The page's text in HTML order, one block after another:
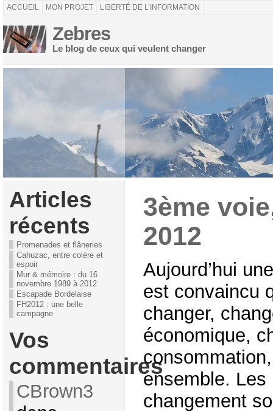
ACCUEIL MON PROJET LIBERTÉ DE L’INFORMATION
Zebres
Le blog de ceux qui veulent changer
Articles
récents
Promenades et flâneries
Cahuzac, entre colère et
espoir
Mur & mémoire : du 16
novembre 1989 à 2012
Escapade Bordelaise
FH2012 : une belle
campagne
Vos
commentaires
CBrown3
3ème
2012
Aujourd’hui
est convaincu
changer,
économique,
ensemble. Les
changement